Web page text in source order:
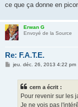
ce que ça donne en
Erwan G
Envoyé de la Source
Re: F.A.T.E.
Mjeu. déc. 26, 2013 4:22 pm
cern a écrit :
Pour revenir sur les
Je ne vois pas